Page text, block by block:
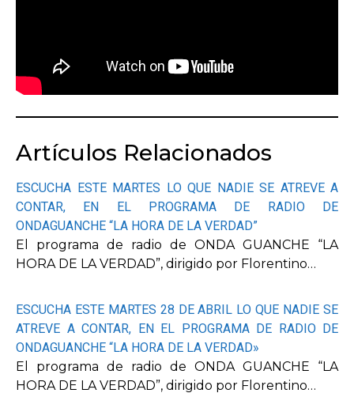
Artículos Relacionados
ESCUCHA ESTE MARTES LO QUE NADIE SE ATREVE A
CONTAR, EN EL PROGRAMA DE RADIO DE
ONDAGUANCHE “LA HORA DE LA VERDAD”
El programa de radio de ONDA GUANCHE “LA
HORA DE LA VERDAD”, dirigido por Florentino…
ESCUCHA ESTE MARTES 28 DE ABRIL LO QUE NADIE SE
ATREVE A CONTAR, EN EL PROGRAMA DE RADIO DE
ONDAGUANCHE “LA HORA DE LA VERDAD»
El programa de radio de ONDA GUANCHE “LA
HORA DE LA VERDAD”, dirigido por Florentino…